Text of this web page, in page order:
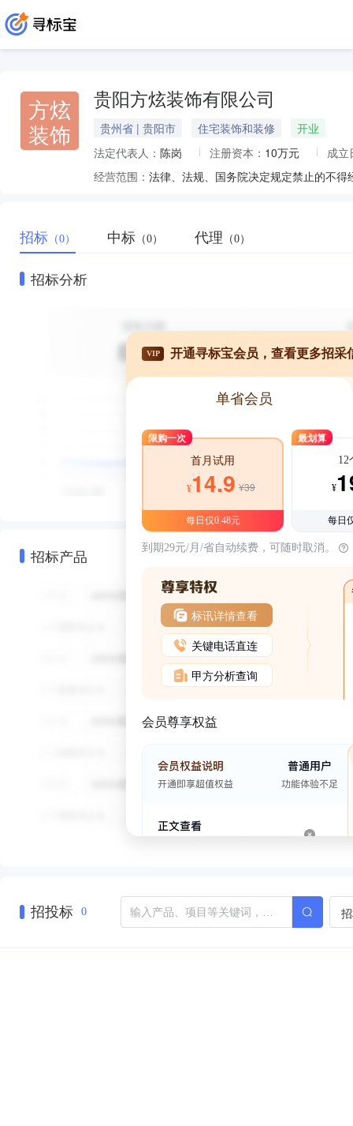
方炫
装饰
贵阳方炫装饰有限公司
贵州省 | 贵阳市 住宅装饰和装修
开业
法定代表人： 陈岗 注册资本： 10万元
成立
经营范围：
招标 （0） 中标 （0） 代理 （0）
招标分析
招标产品
VIP 开通寻标宝会员，查看更多招采
单省会员
限购一次
首月试用
¥14.9 ¥39
每日仅0.48元
最划算
12
¥
每日
到期29元/月/省自动续费，可随时取消。
标讯详情查看
关键电话直连
甲方分析查询
会员尊享权益
招投标 0